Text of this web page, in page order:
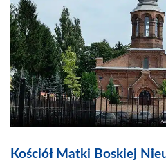
Kościół Matki Boskiej